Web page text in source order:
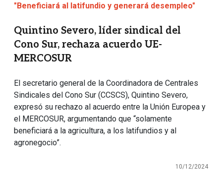
"Beneficiará al latifundio y generará desempleo"
Quintino Severo, líder sindical del
Cono Sur, rechaza acuerdo UE-
MERCOSUR
El secretario general de la Coordinadora de Centrales
Sindicales del Cono Sur (CCSCS), Quintino Severo,
expresó su rechazo al acuerdo entre la Unión Europea y
el MERCOSUR, argumentando que “solamente
beneficiará a la agricultura, a los latifundios y al
agronegocio”.
10/12/2024